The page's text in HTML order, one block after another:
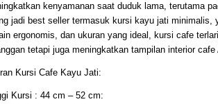
kenyamanan saat duduk lama, terutama
jadi best seller termasuk kursi kayu jati minimalis,
ergonomis, dan ukuran yang ideal, kursi cafe
tetapi juga meningkatkan tampilan interior
Kursi Cafe Kayu Jati:
Kursi : 44 cm – 52 cm: